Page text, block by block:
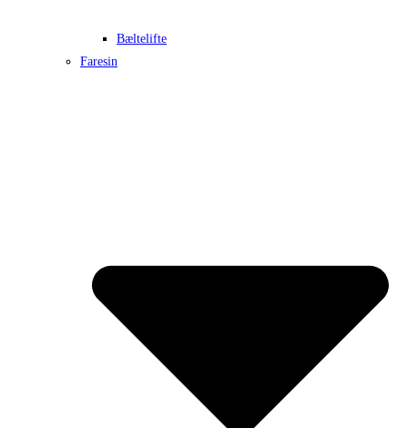
Bæltelifte
Faresin